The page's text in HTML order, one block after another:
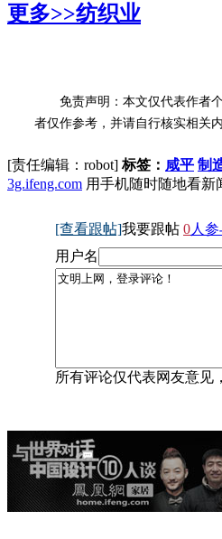
更多>>纺织业
免责声明：本文仅代表作者
者仅作参考，并请自行核实相关内
[责任编辑：robot] 标签： 咸平 制
3g.ifeng.com 用手机随时随地看新
[查看跟帖]我要跟帖 0人
用户名
所有评论仅代表网友意见